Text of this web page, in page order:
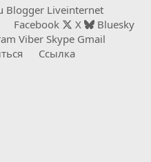
Blogger Liveinternet
Facebook X
Bluesky
Viber Skype Gmail
Ссылка